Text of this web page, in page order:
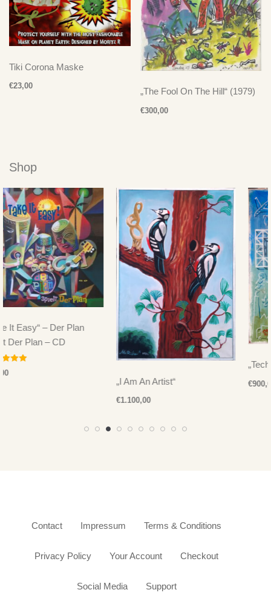
Tiki Corona Maske
€23,00
„The Fool On The Hill“ (1979)
€300,00
Shop
€900,00
Contact Impressum Terms & Conditions
Privacy Policy Your Account Checkout
Social Media Support